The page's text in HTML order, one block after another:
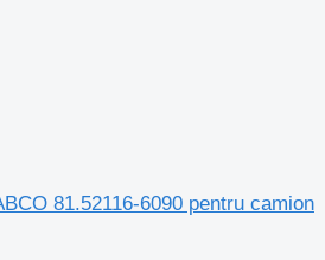
81.52116-6090 pentru camion